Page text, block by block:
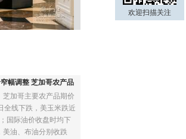
幅调整 芝加哥农产品
芝加哥主要农产品期价
全线下跌，美玉米跌近
国际油价收盘时均下
美油、布油分别收跌
欢迎扫描关注